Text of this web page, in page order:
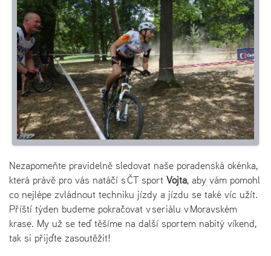
Nezapomeňte pravidelně sledovat naše poradenská okénka,
která právě pro vás natáčí s ČT sport Vojta, aby vám pomohl
co nejlépe zvládnout techniku jízdy a jízdu se také víc užít.
Příští týden budeme pokračovat v seriálu v Moravském
krase. My už se teď těšíme na další sportem nabitý víkend,
tak si přijďte zasoutěžit!